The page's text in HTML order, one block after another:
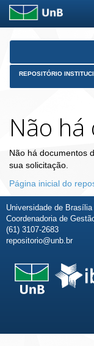
Skip
REPOSITÓRIO
Não
Não há documentos
sua solicitação.
Página inicial do
Universidade de
Coordenadoria de
(61) 3107-2683
repositorio@unb.br